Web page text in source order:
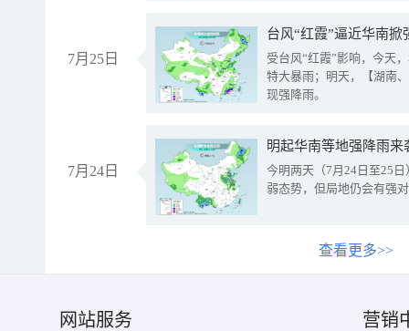
7月25日
台风“红霞”逼近华南
受台风“红霞”影响，今天
特大暴雨；明天，【湖南
现强降雨。
7月24日
明起华南等地强降雨
今明两天（7月24日至25
弱态势，但局地仍会有强
查看更多>>
网站服务 营销